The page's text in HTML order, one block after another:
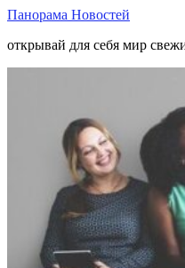
Панорама Новостей
открывай для себя мир